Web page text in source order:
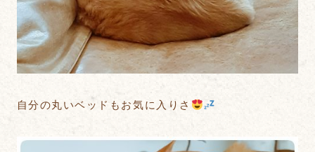
自分の丸いベッドもお気に入りさ